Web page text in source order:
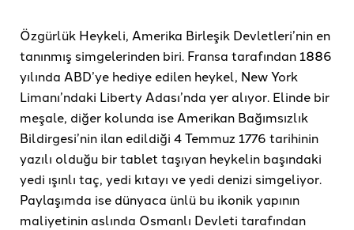
Özgürlük Heykeli, Amerika Birleşik Devletleri’nin en
tanınmış simgelerinden biri. Fransa tarafından 1886
yılında ABD’ye hediye edilen heykel, New York
Limanı’ndaki Liberty Adası’nda yer alıyor. Elinde bir
meşale, diğer kolunda ise Amerikan Bağımsızlık
Bildirgesi’nin ilan edildiği 4 Temmuz 1776 tarihinin
yazılı olduğu bir tablet taşıyan heykelin başındaki
yedi ışınlı taç, yedi kıtayı ve yedi denizi simgeliyor.
Paylaşımda ise dünyaca ünlü bu ikonik yapının
maliyetinin aslında Osmanlı Devleti tarafından